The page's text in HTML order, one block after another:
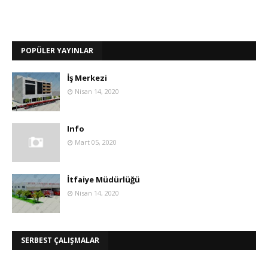
POPÜLER YAYINLAR
İş Merkezi
Nisan 14, 2020
Info
Mart 05, 2020
İtfaiye Müdürlüğü
Nisan 14, 2020
SERBEST ÇALIŞMALAR